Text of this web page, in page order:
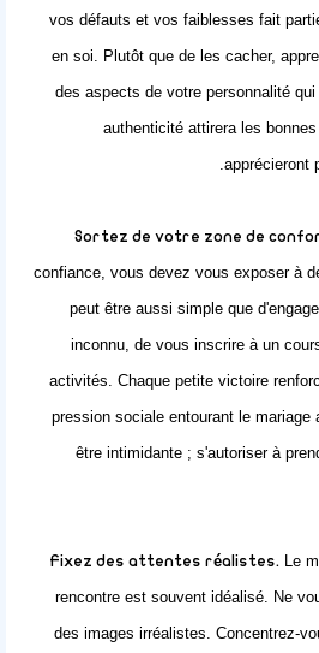
vos défauts et vos faiblesses fait
en soi. Plutôt que de les cacher,
des aspects de votre personnalité
authenticité attirera les
apprécieront
confiance, vous devez vous exposer à
peut être aussi simple que
inconnu, de vous inscrire à un
activités. Chaque petite victoire
pression sociale entourant le
être intimidante ; s'autoriser à
Le
rencontre est souvent idéalisé. Ne
des images irréalistes. Concentrez-